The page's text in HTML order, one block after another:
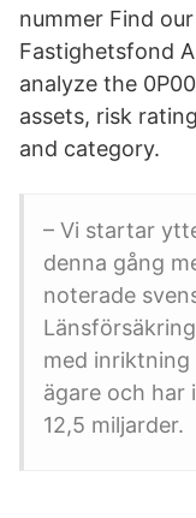
nummer Find
Fastighetsfond
analyze the
assets, risk
and category.
– Vi startar
denna gång
noterade
med
ägare och har
12,5 miljarder.